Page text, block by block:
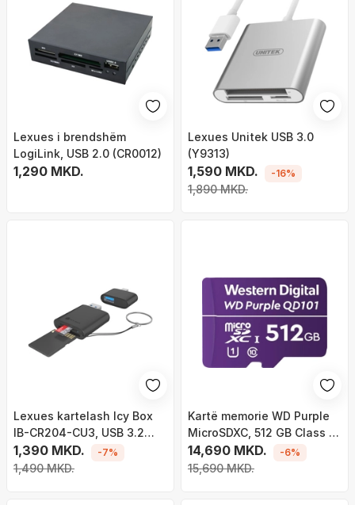
Lexues i brendshëm
LogiLink, USB 2.0 (CR0012)
1,290 MKD.
Lexues Unitek USB 3.0
(Y9313)
1,590 MKD.
1,890 MKD.
-16%
Lexues kartelash Icy Box
IB-CR204-CU3, USB 3.2
Gen 1, USB-C dhe USB-A, i
zi
1,390 MKD.
1,490 MKD.
-7%
Kartë memorie WD Purple
MicroSDXC, 512 GB Class 10
UHS-I/U1 (WDD512G1P0C)
14,690 MKD.
15,690 MKD.
-6%